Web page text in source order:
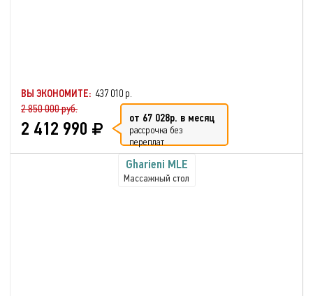
ВЫ ЭКОНОМИТЕ: 437 010 р.
2 850 000 руб.
2 412 990 от 67 028р. в месяц
рассрочка без
переплат
Gharieni MLE
Массажный стол